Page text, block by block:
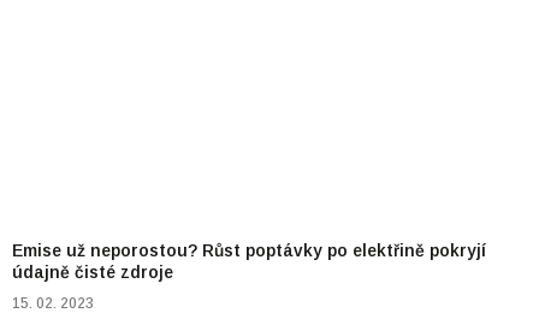
Emise už neporostou? Růst poptávky po elektřině pokryjí
údajně čisté zdroje
15. 02. 2023